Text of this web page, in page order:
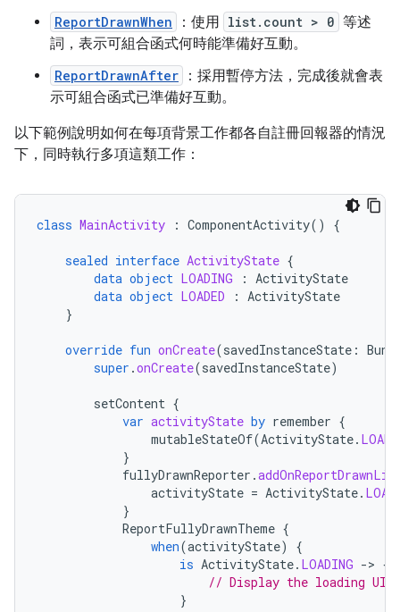
ReportDrawnWhen ：使用 list.count > 0 等述
詞，表示可組合函式何時能準備好互動。
ReportDrawnAfter
：採用暫停方法，完成後就會表
示可組合函式已準備好互動。
以下範例說明如何在每項背景工作都各自註冊回報器的情況
下，同時執行多項這類工作：
class MainActivity : ComponentActivity() {
sealed interface ActivityState {
data object LOADING : ActivityState
data object LOADED : ActivityState
}
override fun onCreate(savedInstanceState :
super .onCreate(savedInstanceState)
setContent {
var activityState by remember {
mutableStateOf(ActivityState.
}
fullyDrawnReporter .
activityState = ActivityState.
}
ReportFullyDrawnTheme {
when(activityState)
{
is ActivityState. LOADING -> {
// Display the loading UI.
}